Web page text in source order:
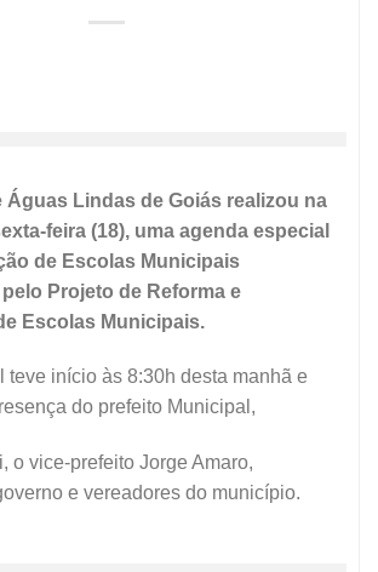
Águas Lindas de Goiás realizou na
feira (18), uma agenda especial
de Escolas Municipais
Projeto de Reforma e
Escolas Municipais.
teve início às 8:30h desta manhã e
do prefeito Municipal,
o vice-prefeito Jorge Amaro,
e vereadores do município.